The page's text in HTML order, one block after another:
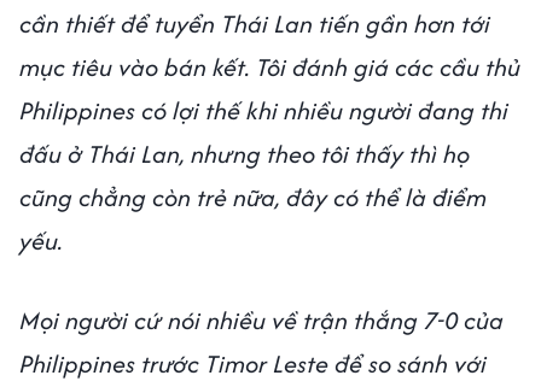
cần thiết để tuyển Thái Lan tiến gần hơn tới
mục tiêu vào bán kết. Tôi đánh giá các cầu thủ
Philippines có lợi thế khi nhiều người đang thi
đấu ở Thái Lan, nhưng theo tôi thấy thì họ
cũng chẳng còn trẻ nữa, đây có thể là điểm
yếu.
Mọi người cứ nói nhiều về trận thắng 7-0 của
Philippines trước Timor Leste để so sánh với